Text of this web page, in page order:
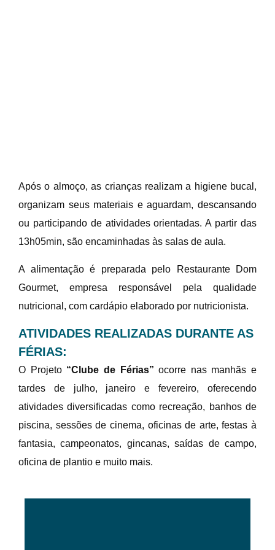
Após o almoço, as crianças realizam a higiene bucal,
organizam seus materiais e aguardam, descansando
ou participando de atividades orientadas. A partir das
13h05min, são encaminhadas às salas de aula.
A alimentação é preparada pelo Restaurante Dom
Gourmet, empresa responsável pela qualidade
nutricional, com cardápio elaborado por nutricionista.
ATIVIDADES REALIZADAS DURANTE AS
FÉRIAS:
O Projeto “Clube de Férias” ocorre nas manhãs e
tardes de julho, janeiro e fevereiro, oferecendo
atividades diversificadas como recreação, banhos de
piscina, sessões de cinema, oficinas de arte, festas à
fantasia, campeonatos, gincanas, saídas de campo,
oficina de plantio e muito mais.